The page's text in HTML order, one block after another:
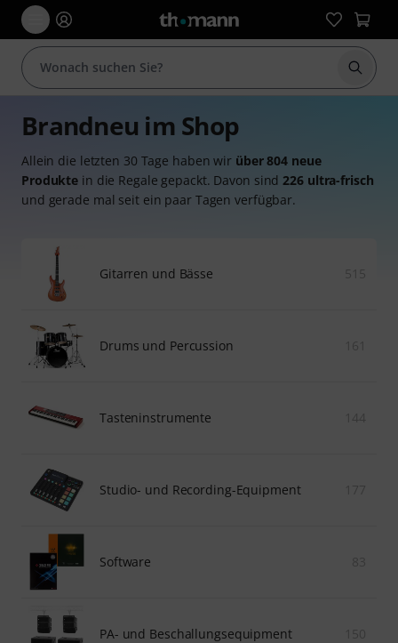
Suche
Brandneu im Shop
Allein die letzten 30 Tage haben wir über 804 neue
Produkte in die Regale gepackt. Davon sind226 ultra-frisch
und gerade mal seit ein paar Tagen verfügbar.
Gitarren und Bässe
Drums und Percussion
Tasteninstrumente
Studio- und Recording-Equipment
Software
PA- und Beschallungsequipment